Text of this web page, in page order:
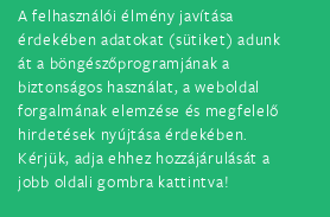
A felhasználói élmény javítása
érdekében adatokat (sütiket) adunk
át a böngészőprogramjának a
biztonságos használat, a weboldal
forgalmának elemzése és megfelelő
hirdetések nyújtása érdekében.
Kérjük, adja ehhez hozzájárulását a
jobb oldali gombra kattintva!